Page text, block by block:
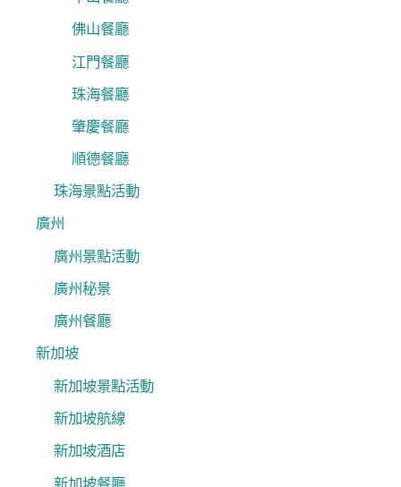
佛山餐廳
江門餐廳
珠海餐廳
肇慶餐廳
順德餐廳
珠海景點活動
廣州
廣州景點活動
廣州秘景
廣州餐廳
新加坡
新加坡景點活動
新加坡航線
新加坡酒店
新加坡餐廳